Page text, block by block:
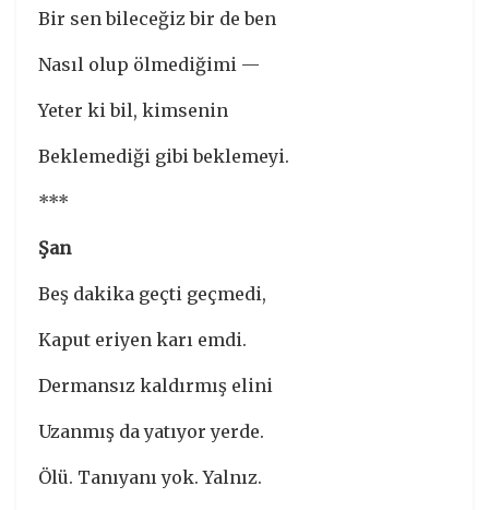
Bir sen bileceğiz bir de ben
Nasıl olup ölmediğimi —
Yeter ki bil, kimsenin
Beklemediği gibi beklemeyi.
***
Şan
Beş dakika geçti geçmedi,
Kaput eriyen karı emdi.
Dermansız kaldırmış elini
Uzanmış da yatıyor yerde.
Ölü. Tanıyanı yok. Yalnız.